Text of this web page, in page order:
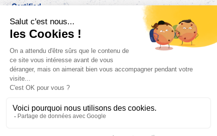
FR
Bjorg pour les pros
Politique de confidentialité
Instagram Facebook
Retrouvez les informations AGEC de nos produits sur le site